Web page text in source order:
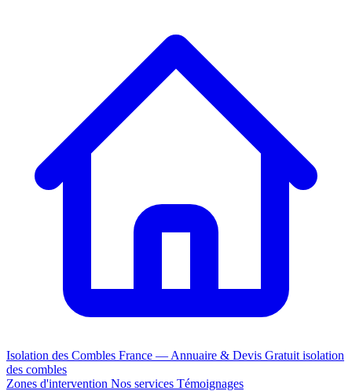
Isolation des Combles France — Annuaire & Devis Gratuit isolation
des combles
Zones d'intervention Nos services Témoignages